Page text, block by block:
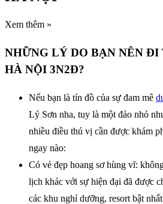
Xem thêm »
NHỮNG LÝ DO BẠN NÊN ĐI
HÀ NỘI 3N2Đ?
Nếu bạn là tín đồ của sự đam mê
Lý Sơn nha, tuy là một đảo nhỏ
nhiều điều thú vị cần được khám
ngay nào:
Có vẻ đẹp hoang sơ hùng vĩ:
lịch khác với sự hiện đại đã được
các khu nghỉ dưỡng, resort bật